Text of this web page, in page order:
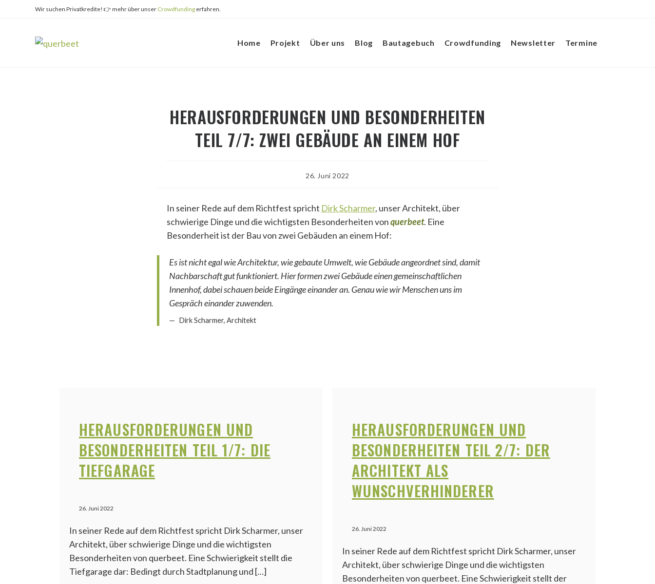
Wir suchen Privatkredite! 👉 mehr über unser Crowdfunding erfahren.
Home Projekt Über uns Blog Bautagebuch Crowdfunding Newsletter Termine
HERAUSFORDERUNGEN UND BESONDERHEITEN
TEIL 7/7: ZWEI GEBÄUDE AN EINEM HOF
Beitrag
26. Juni 2022
In seiner Rede auf dem Richtfest spricht Dirk Scharmer, unser Architekt, über
schwierige Dinge und die wichtigsten Besonderheiten vonquerbeet. Eine
Besonderheit ist der Bau von zwei Gebäuden an einem Hof:
Es ist nicht egal wie Architektur, wie gebaute Umwelt, wie Gebäude angeordnet sind, damit
Nachbarschaft gut funktioniert. Hier formen zwei Gebäude einen gemeinschaftlichen
Innenhof, dabei schauen beide Eingänge einander an. Genau wie wir Menschen uns im
Gespräch einander zuwenden.
Dirk Scharmer, Architekt
HERAUSFORDERUNGEN UND
BESONDERHEITEN TEIL 1/7: DIE
TIEFGARAGE
26. Juni 2022
In seiner Rede auf dem Richtfest spricht Dirk Scharmer, unser
Architekt, über schwierige Dinge und die wichtigsten
Besonderheiten von querbeet. Eine Schwierigkeit stellt die
Tiefgarage dar: Bedingt durch Stadtplanung und […]
HERAUSFORDERUNGEN UND
BESONDERHEITEN TEIL 2/7: DER
ARCHITEKT ALS
WUNSCHVERHINDERER
26. Juni 2022
In seiner Rede auf dem Richtfest spricht Dirk Scharmer, unser
Architekt, über schwierige Dinge und die wichtigsten
Besonderheiten von querbeet. Eine Schwierigkeit stellt der